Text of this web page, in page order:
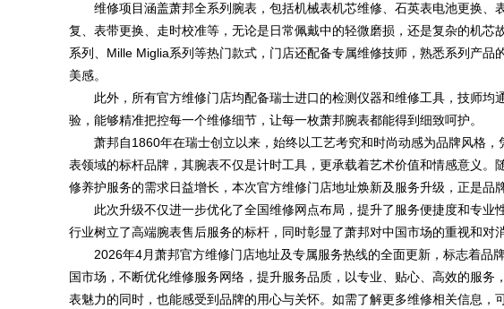
维修项目涵盖萧邦全系列腕表，包括机械表机芯维修、石英表电池更换
复、表带更换、走时校准等，无论是日常佩戴中的轻微磨损，还是复杂的机
系列、Mille Miglia系列等热门款式，门店还配备专属维修技师，熟悉系列产
美感。
此外，所有官方维修门店均配备瑞士进口的检测仪器和维修工具，技师
验，能够精准把控每一个维修细节，让每一枚萧邦腕表都能得到细致呵护。
萧邦自1860年在瑞士创立以来，始终以工艺考究和时尚动感为品牌风格
表领域的标杆品牌，其腕表不仅是计时工具，更承载着艺术价值和情感意义
修养护服务的需求日益增长，本次官方维修门店地址焕新及服务升级，正是品
此次升级不仅进一步优化了全国维修网点布局，提升了服务便捷度和专
行业树立了高端腕表售后服务的标杆，同时彰显了萧邦对中国市场的重视和对
2026年4月萧邦官方维修门店地址及专属服务热线的全面更新，标志着品
国市场，不断优化维修服务网络，提升服务品质，以专业、贴心、高效的服
表魅力的同时，也能感受到品牌的用心与关怀。如需了解更多维修相关信息